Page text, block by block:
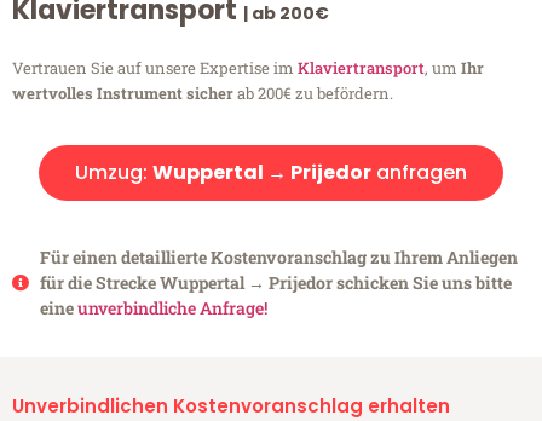
Klaviertransport | ab 200€
Vertrauen Sie auf unsere Expertise im Klaviertransport, um Ihr
wertvolles Instrument sicherab 200€ zu befördern.
Umzug: Wuppertal → Prijedor anfragen
Für einen detaillierte Kostenvoranschlag zu Ihrem Anliegen
für die Strecke Wuppertal → Prijedor schicken Sie uns bitte
eineunverbindliche Anfrage!
Unverbindlichen Kostenvoranschlag erhalten